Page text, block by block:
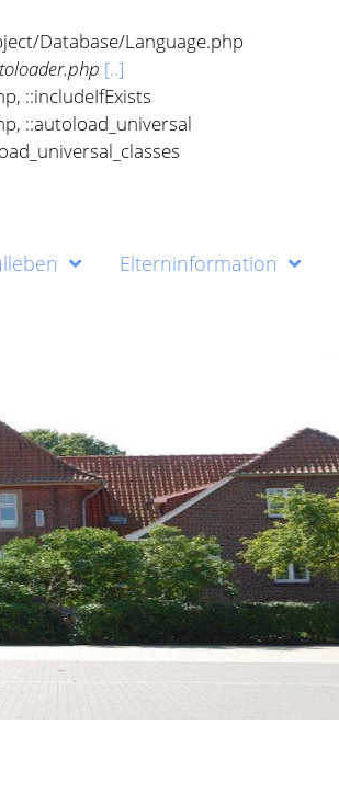
Database/Language.php
[..]
::includeIfExists
::autoload_universal
Elterninformation